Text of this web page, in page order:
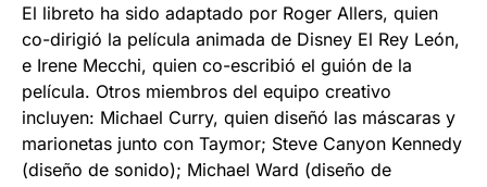
El libreto ha sido adaptado por Roger Allers, quien
co-dirigió la película animada de Disney El Rey León,
e Irene Mecchi, quien co-escribió el guión de la
película. Otros miembros del equipo creativo
incluyen: Michael Curry, quien diseñó las máscaras y
marionetas junto con Taymor; Steve Canyon Kennedy
(diseño de sonido); Michael Ward (diseño de